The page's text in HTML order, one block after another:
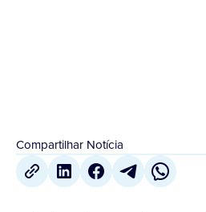
Compartilhar Notícia